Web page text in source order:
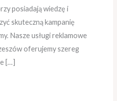
posiadają wiedzę i
skuteczną kampanię
Nasze usługi reklamowe
oferujemy szereg
[…]